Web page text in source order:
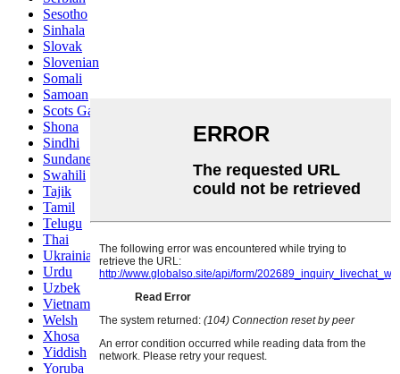
Sesotho
Sinhala
Slovak
Slovenian
Somali
Samoan
Scots Gaelic
Shona
Sindhi
Sundanese
Swahili
Tajik
Tamil
Telugu
Thai
Ukrainian
Urdu
Uzbek
Vietnamese
Welsh
Xhosa
Yiddish
Yoruba